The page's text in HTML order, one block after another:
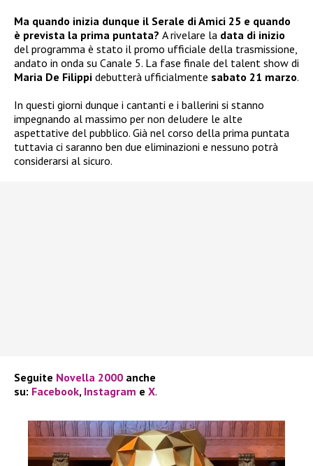
Ma quando inizia dunque il Serale di Amici 25 e quando
è prevista la prima puntata? A rivelare la data di inizio
del programma è stato il promo ufficiale della trasmissione,
andato in onda su Canale 5. La fase finale del talent show di
Maria De Filippi debutterà ufficialmente sabato 21 marzo.
In questi giorni dunque i cantanti e i ballerini si stanno
impegnando al massimo per non deludere le alte
aspettative del pubblico. Già nel corso della prima puntata
tuttavia ci saranno ben due eliminazioni e nessuno potrà
considerarsi al sicuro.
Seguite Novella 2000 anche
su: Facebook, Instagram e X.